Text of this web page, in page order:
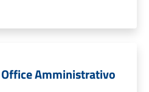
Amministrativo